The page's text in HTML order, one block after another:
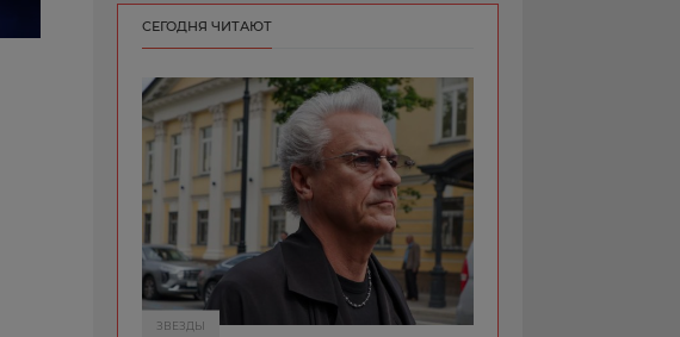
СЕГОДНЯ ЧИТАЮТ
ЗВЕЗДЫ